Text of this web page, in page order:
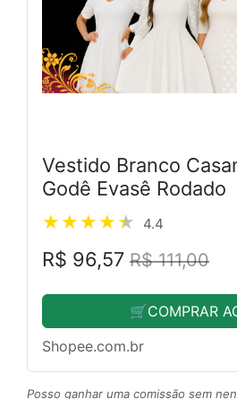
Vestido Branco
Godê Evasê Rodado
4.4
R$ 96,57 R$ 111,00
🛒COMPRAR
Shopee.com.br
Posso ganhar uma comissão sem